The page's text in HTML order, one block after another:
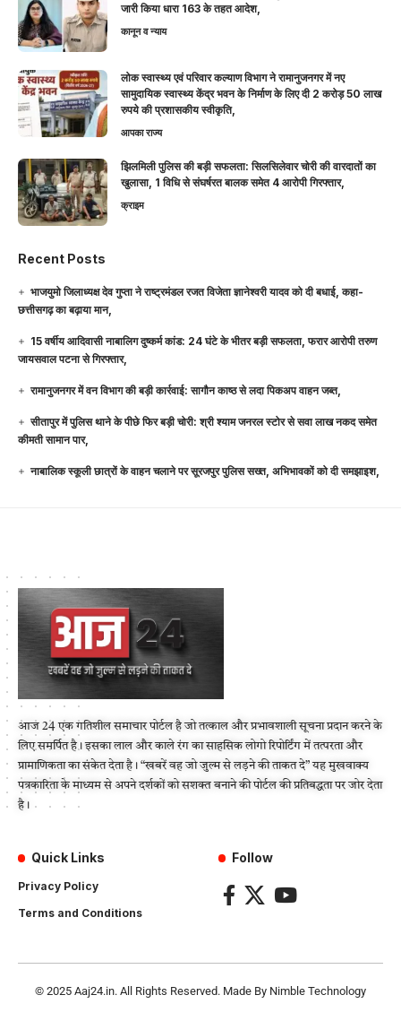
जारी किया धारा 163 के तहत आदेश,
कानून व न्याय
लोक स्वास्थ्य एवं परिवार कल्याण विभाग ने रामानुजनगर में नए
सामुदायिक स्वास्थ्य केंद्र भवन के निर्माण के लिए दी 2 करोड़ 50 लाख
रुपये की प्रशासकीय स्वीकृति,
आपका राज्य
झिलमिली पुलिस की बड़ी सफलता: सिलसिलेवार चोरी की वारदातों का
खुलासा, 1 विधि से संघर्षरत बालक समेत 4 आरोपी गिरफ्तार,
क्राइम
Recent Posts
भाजयुमो जिलाध्यक्ष देव गुप्ता ने राष्ट्रमंडल रजत विजेता ज्ञानेश्वरी यादव को दी बधाई, कहा-
छत्तीसगढ़ का बढ़ाया मान,
15 वर्षीय आदिवासी नाबालिग दुष्कर्म कांड: 24 घंटे के भीतर बड़ी सफलता, फरार आरोपी तरुण
जायसवाल पटना से गिरफ्तार,
रामानुजनगर में वन विभाग की बड़ी कार्रवाई: सागौन काष्ठ से लदा पिकअप वाहन जब्त,
सीतापुर में पुलिस थाने के पीछे फिर बड़ी चोरी: श्री श्याम जनरल स्टोर से सवा लाख नकद समेत
कीमती सामान पार,
नाबालिक स्कूली छात्रों के वाहन चलाने पर सूरजपुर पुलिस सख्त, अभिभावकों को दी समझाइश,
आज 24 एक गतिशील समाचार पोर्टल है जो तत्काल और प्रभावशाली सूचना प्रदान करने के
लिए समर्पित है। इसका लाल और काले रंग का साहसिक लोगो रिपोर्टिंग में तत्परता और
प्रामाणिकता का संकेत देता है। “खबरें वह जो जुल्म से लड़ने की ताकत दे” यह मुखवाक्य
पत्रकारिता के माध्यम से अपने दर्शकों को सशक्त बनाने की पोर्टल की प्रतिबद्धता पर जोर देता
है।
Quick Links
Privacy Policy
Terms and Conditions
Follow
© 2025 Aaj24.in. All Rights Reserved. Made By Nimble Technology